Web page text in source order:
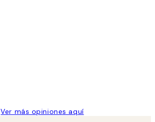
Ver más opiniones aquí